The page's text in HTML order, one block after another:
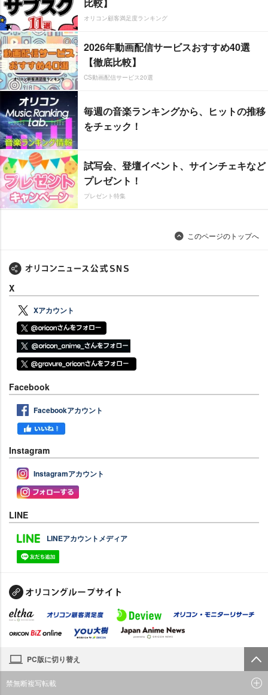
オリコン顧客満足度ランキング
2026年動画配信サービスおすすめ40選
【徹底比較】
CS動画配信サービス20選
毎週の音楽ランキングから、ヒットの推移
をチェック！
試写会、登壇イベント、サインチェキなど
プレゼント！
プレゼント特集
このページのトップへ
X
Xアカウント
Facebook
Facebookアカウント
Instagram
Instagramアカウント
LINE
LINEアカウントメディア
PC版に切り替え
禁無断複写転載